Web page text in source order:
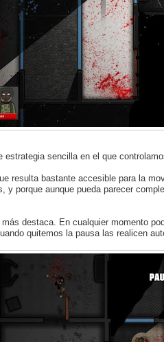
estrategia sencilla en el que
resulta bastante accesible para la
y porque aunque pueda parecer
destaca. En cualquier momento
quitemos la pausa las realicen